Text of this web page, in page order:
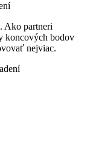
Ako partneri
koncových bodov
nejviac.